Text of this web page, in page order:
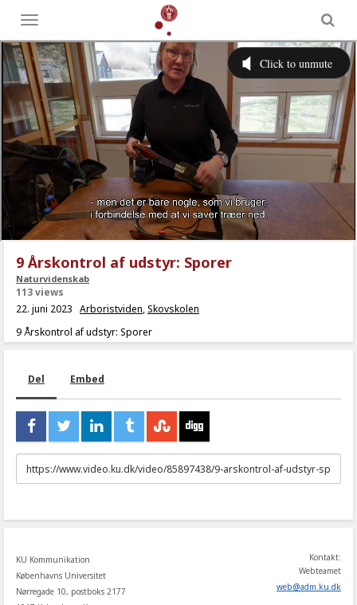
Toggle
menu
9 Årskontrol af udstyr: Sporer
Naturvidenskab
113 views
22. juni 2023 Arboristviden,Skovskolen
9 Årskontrol af udstyr: Sporer
Del Embed
URL
to
KU Kommunikation
Københavns Universitet
Nørregade 10, postboks 2177
Kontakt:
Webteamet
web@adm.ku.dk